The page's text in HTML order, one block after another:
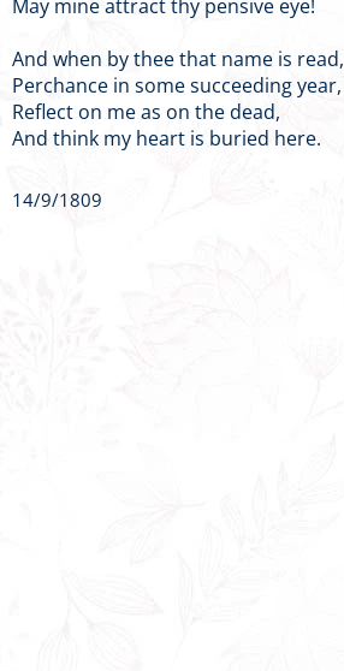
May mine attract thy pensive eye!
And when by thee that name is read,
Perchance in some succeeding year,
Reflect on me as on the dead,
And think my heart is buried here.
14/9/1809